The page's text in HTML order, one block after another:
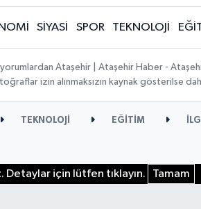
SİYASİ SPOR TEKNOLOJİ
yorumlardan Ataşehir | Ataşehir Haber -
izin alınmaksızın kaynak gösterilse
TEKNOLOJİ EĞİTİM
için lütfen tıklayın. Tamam